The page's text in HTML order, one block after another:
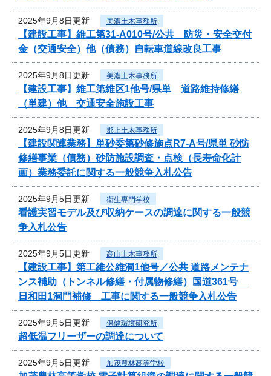
2025年9月8日更新 美濃土木事務所
【建設工事】維工第31-A010号/公共 防災・安全交付
金（交通安全）他（債務）自転車道線改良工事
2025年9月8日更新 美濃土木事務所
【建設工事】維工第維区1他号/県単 道路維持修繕
（単建）他 交通安全施設工事
2025年9月8日更新 郡上土木事務所
【建設関連業務】単砂委第砂修施点R7-A号/県単 砂防
修繕事業（債務）砂防施設調査・点検（長寿命化計
画）業務委託に関する一般競争入札公告
2025年9月5日更新 衛生専門学校
看護実習モデル及び収納ケースの調達に関する一般競
争入札公告
2025年9月5日更新 高山土木事務所
【建設工事】第工維公維洞1他号／公共 道路メンテナ
ンス補助（トンネル修繕・付属物修繕）国道361号
日和田1洞門補修 工事に関する一般競争入札公告
2025年9月5日更新 保健環境研究所
超低温フリーザーの調達について
2025年9月5日更新 加茂農林高等学校